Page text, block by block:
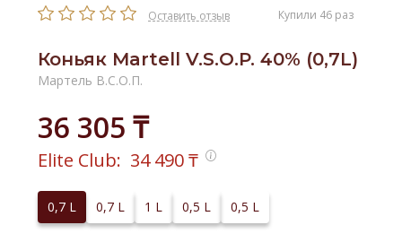
Оставить отзыв Купили 46 раз
Коньяк Martell V.S.O.P. 40% (0,7L)
Мартель В.С.О.П.
36 305 ₸
Elite Club: 34 490₸
0,7 L 0,7 L 1 L 0,5 L 0,5 L